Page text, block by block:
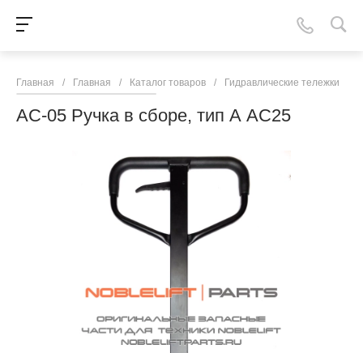
Главная / Главная / Каталог товаров / Гидравлические тележки
AC-05 Ручка в сборе, тип А AC25